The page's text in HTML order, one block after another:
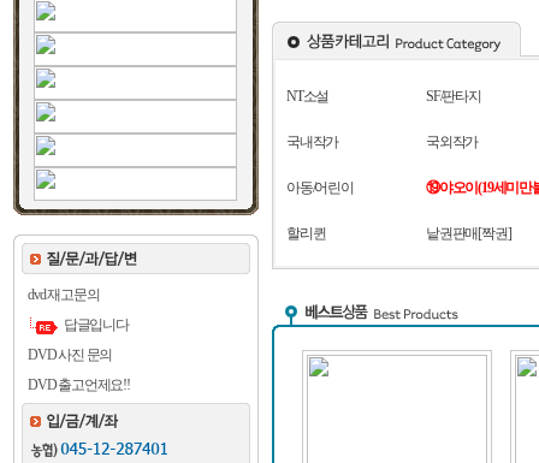
dvd 재고문의
답글입니다
DVD 사진 문의
DVD 출고언제요!!
NT소설 SF/판타지
국내작가 국외작가
아동/어린이 ⑲야오이(19세미만
할리퀸 낱권판매[짝권]